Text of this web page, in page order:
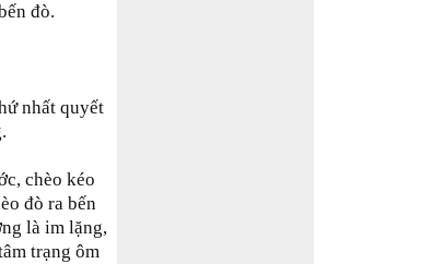
đò.
nhất quyết
chèo kéo
đò ra bến
là im lặng,
trạng ôm